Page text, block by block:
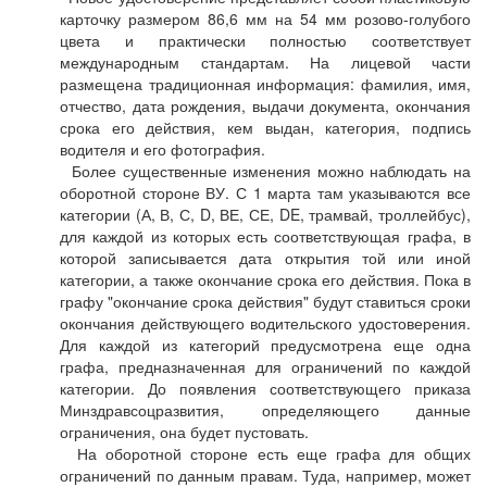
карточку размером 86,6 мм на 54 мм розово-голубого
цвета и практически полностью соответствует
международным стандартам. На лицевой части
размещена традиционная информация: фамилия, имя,
отчество, дата рождения, выдачи документа, окончания
срока его действия, кем выдан, категория, подпись
водителя и его фотография.
Более существенные изменения можно наблюдать на
оборотной стороне ВУ. С 1 марта там указываются все
категории (А, В, С, D, ВЕ, СЕ, DE, трамвай, троллейбус),
для каждой из которых есть соответствующая графа, в
которой записывается дата открытия той или иной
категории, а также окончание срока его действия. Пока в
графу "окончание срока действия" будут ставиться сроки
окончания действующего водительского удостоверения.
Для каждой из категорий предусмотрена еще одна
графа, предназначенная для ограничений по каждой
категории. До появления соответствующего приказа
Минздравсоцразвития, определяющего данные
ограничения, она будет пустовать.
На оборотной стороне есть еще графа для общих
ограничений по данным правам. Туда, например, может